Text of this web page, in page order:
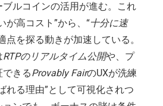
ルコインの活用が進む。これ
が高コスト”から、“十分に速
点を探る動きが加速している。
RTPのリアルタイム公開や、プ
できるProvably FairのUXが洗練
れる理由”として可視化されつ